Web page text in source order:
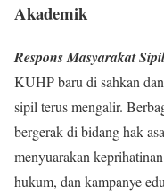
Akademik
Respons Masyarakat
KUHP baru di sahkan
sipil terus mengalir.
bergerak di bidang hak
menyuarakan
hukum, dan kampanye